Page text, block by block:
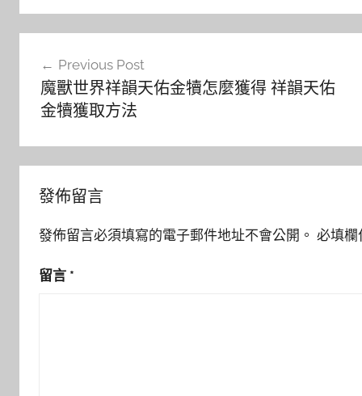
Previous Post
魔獸世界祥韻天佑金犢怎麼獲得 祥韻天佑
金犢獲取方法
發佈留言
發佈留言必須填寫的電子郵件地址不會公開。 必填
留言 *